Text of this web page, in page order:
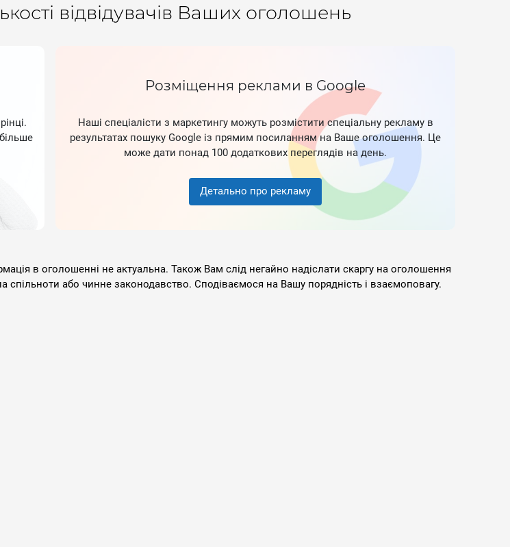
відвідувачів Ваших оголошень
Розміщення реклами в Google
Наші спеціалісти з маркетингу можуть розмістити спеціальну рекламу в
результатах пошуку Google із прямим посиланням на Ваше оголошення. Це
може дати понад 100 додаткових переглядів на день.
Детально про рекламу
в оголошенні не актуальна. Також Вам слід негайно надіслати скаргу на оголошення
або чинне законодавство. Сподіваємося на Вашу порядність і взаємоповагу.